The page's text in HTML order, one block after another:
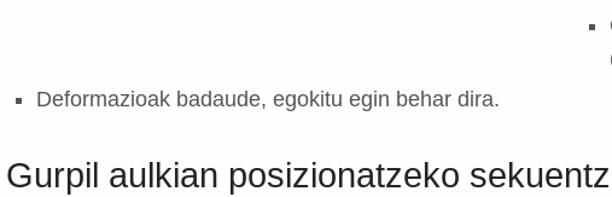
Deformazioak badaude, egokitu egin behar dira.
Gurpil aulkian posizionatzeko